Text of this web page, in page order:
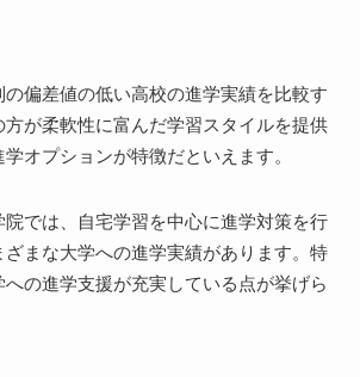
偏差値の低い高校の進学実績を比較す
方が柔軟性に富んだ学習スタイルを提供
オプションが特徴だといえます。
では、自宅学習を中心に進学対策を行
ざまな大学への進学実績があります。特
の進学支援が充実している点が挙げら